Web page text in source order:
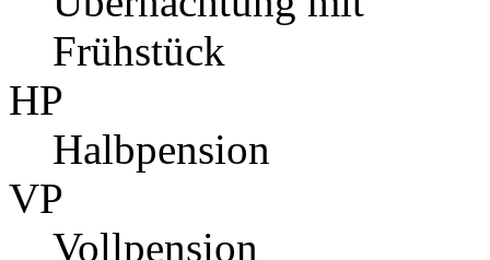
Frühstück
HP
Halbpension
VP
Vollpension